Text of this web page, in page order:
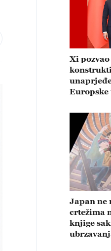
Xi
Japan ne
crtežima
knjige